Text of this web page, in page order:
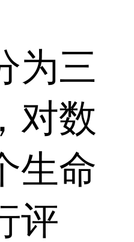
为三
对数
生命
评